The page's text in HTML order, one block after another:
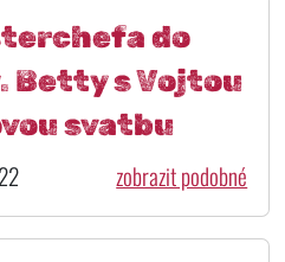
do
Betty s Vojtou
svatbu
zobrazit podobné